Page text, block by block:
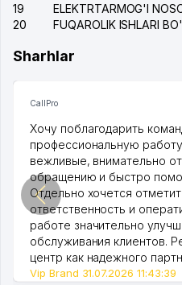
19
20
Sharhlar
CallPro
Хочу поблагодарить
профессиональную
вежливые, внимательно
обращению и быстро
Отдельно хочется
ответственность и
работе значительно
обслуживания клиентов.
центр как надежного
Vip Brand 31.07.2026 11:43:39